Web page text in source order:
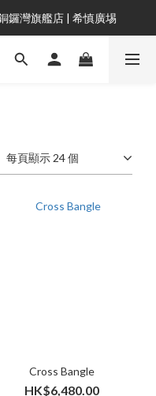
鑼灣旗艦店 | 希慎廣埸
每頁顯示 24 個
Cross Bangle
HK$6,480.00